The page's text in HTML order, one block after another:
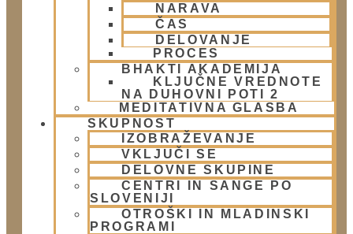
NARAVA
ČAS
DELOVANJE
PROCES
BHAKTI AKADEMIJA
KLJUČNE VREDNOTE
NA DUHOVNI POTI 2
MEDITATIVNA GLASBA
SKUPNOST
IZOBRAŽEVANJE
VKLJUČI SE
DELOVNE SKUPINE
CENTRI IN SANGE PO
SLOVENIJI
OTROŠKI IN MLADINSKI
PROGRAMI
info@harekrisna.net